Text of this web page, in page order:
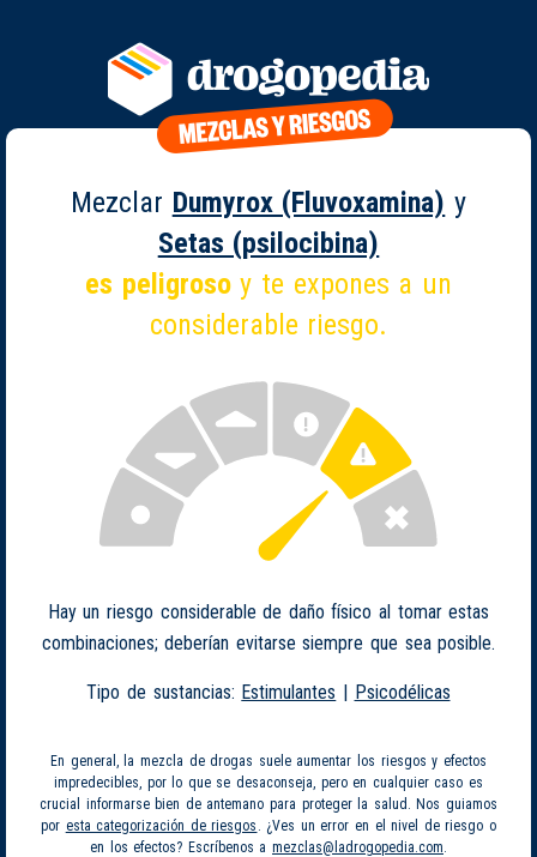
Mezclar Dumyrox (Fluvoxamina) y
Setas (psilocibina)
es peligrosoy te expones a un
considerable riesgo.
Hay un riesgo considerable de daño físico al tomar estas
combinaciones; deberían evitarse siempre que sea posible.
Tipo de sustancias: Estimulantes | Psicodélicas
En general, la mezcla de drogas suele aumentar los riesgos y efectos
impredecibles, por lo que se desaconseja, pero en cualquier caso es
crucial informarse bien de antemano para proteger la salud. Nos guiamos
por esta categorización de riesgos . ¿Ves un error en el nivel de riesgo o
en los efectos? Escríbenos a mezclas@ladrogopedia.com.